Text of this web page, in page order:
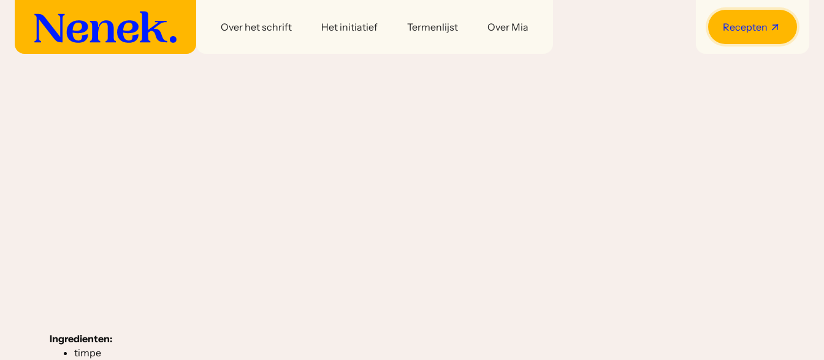
Over het schrift Het initiatief Termenlijst Over Mia Recepten
Ingredienten:
timpe